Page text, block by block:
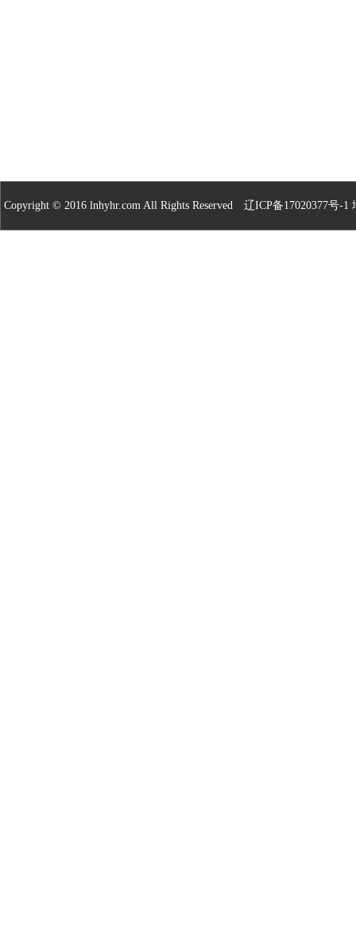
Copyright © 2016 lnhyhr.com All Rights Reserved 辽ICP备17020377号-1